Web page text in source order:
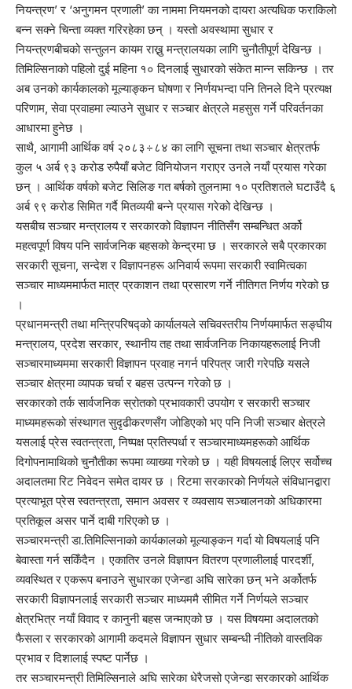
नियन्त्रण’ र ‘अनुगमन प्रणाली’ का नाममा नियमनको दायरा अत्यधिक फराकिलो
बन्न सक्ने चिन्ता व्यक्त गरिरहेका छन् । यस्तो अवस्थामा सुधार र
नियन्त्रणबीचको सन्तुलन कायम राख्नु मन्त्रालयका लागि चुनौतीपूर्ण देखिन्छ ।
तिमिल्सिनाको पहिलो दुई महिना १० दिनलाई सुधारको संकेत मान्न सकिन्छ । तर
अब उनको कार्यकालको मूल्याङ्कन घोषणा र निर्णयभन्दा पनि तिनले दिने प्रत्यक्ष
परिणाम, सेवा प्रवाहमा ल्याउने सुधार र सञ्चार क्षेत्रले महसुस गर्ने परिवर्तनका
आधारमा हुनेछ ।
साथै, आगामी आर्थिक वर्ष २०८३÷८४ का लागि सूचना तथा सञ्चार क्षेत्रतर्फ
कुल ५ अर्ब ९३ करोड रुपैयाँ बजेट विनियोजन गराएर उनले नयाँ प्रयास गरेका
छन् । आर्थिक वर्षको बजेट सिलिङ गत बर्षको तुलनामा १० प्रतिशतले घटाउँदै ६
अर्ब ९९ करोड सिमित गर्दै मितव्ययी बन्ने प्रयास गरेको देखिन्छ ।
यसबीच सञ्चार मन्त्रालय र सरकारको विज्ञापन नीतिसँग सम्बन्धित अर्को
महत्वपूर्ण विषय पनि सार्वजनिक बहसको केन्द्रमा छ । सरकारले सबै प्रकारका
सरकारी सूचना, सन्देश र विज्ञापनहरू अनिवार्य रूपमा सरकारी स्वामित्वका
सञ्चार माध्यममार्फत मात्र प्रकाशन तथा प्रसारण गर्ने नीतिगत निर्णय गरेको छ
।
प्रधानमन्त्री तथा मन्त्रिपरिषद्को कार्यालयले सचिवस्तरीय निर्णयमार्फत सङ्घीय
मन्त्रालय, प्रदेश सरकार, स्थानीय तह तथा सार्वजनिक निकायहरूलाई निजी
सञ्चारमाध्यममा सरकारी विज्ञापन प्रवाह नगर्न परिपत्र जारी गरेपछि यसले
सञ्चार क्षेत्रमा व्यापक चर्चा र बहस उत्पन्न गरेको छ ।
सरकारको तर्क सार्वजनिक स्रोतको प्रभावकारी उपयोग र सरकारी सञ्चार
माध्यमहरूको संस्थागत सुदृढीकरणसँग जोडिएको भए पनि निजी सञ्चार क्षेत्रले
यसलाई प्रेस स्वतन्त्रता, निष्पक्ष प्रतिस्पर्धा र सञ्चारमाध्यमहरूको आर्थिक
दिगोपनामाथिको चुनौतीका रूपमा व्याख्या गरेको छ । यही विषयलाई लिएर सर्वोच्च
अदालतमा रिट निवेदन समेत दायर छ । रिटमा सरकारको निर्णयले संविधानद्वारा
प्रत्याभूत प्रेस स्वतन्त्रता, समान अवसर र व्यवसाय सञ्चालनको अधिकारमा
प्रतिकूल असर पार्ने दाबी गरिएको छ ।
सञ्चारमन्त्री डा.तिमिल्सिनाको कार्यकालको मूल्याङ्कन गर्दा यो विषयलाई पनि
बेवास्ता गर्न सकिँदैन । एकातिर उनले विज्ञापन वितरण प्रणालीलाई पारदर्शी,
व्यवस्थित र एकरूप बनाउने सुधारका एजेन्डा अघि सारेका छन् भने अर्कोतर्फ
सरकारी विज्ञापनलाई सरकारी सञ्चार माध्यममै सीमित गर्ने निर्णयले सञ्चार
क्षेत्रभित्र नयाँ विवाद र कानुनी बहस जन्माएको छ । यस विषयमा अदालतको
फैसला र सरकारको आगामी कदमले विज्ञापन सुधार सम्बन्धी नीतिको वास्तविक
प्रभाव र दिशालाई स्पष्ट पार्नेछ ।
तर सञ्चारमन्त्री तिमिल्सिनाले अघि सारेका धेरैजसो एजेन्डा सरकारको आर्थिक